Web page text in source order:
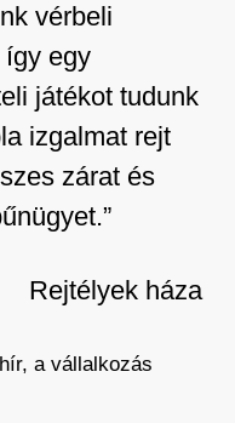
vérbeli
így egy
játékot tudunk
izgalmat rejt
zárat és
Rejtélyek háza
a vállalkozás